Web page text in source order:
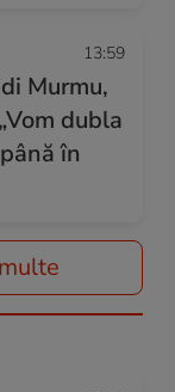
13:59
Murmu,
dubla
în